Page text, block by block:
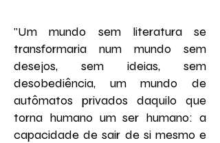
"Um mundo sem literatura se
transformaria num mundo sem
desejos, sem ideias, sem
desobediência, um mundo de
autômatos privados daquilo que
torna humano um ser humano: a
capacidade de sair de si mesmo e